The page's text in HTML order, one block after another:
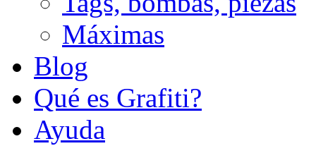
Máximas
Blog
Qué es Grafiti?
Ayuda